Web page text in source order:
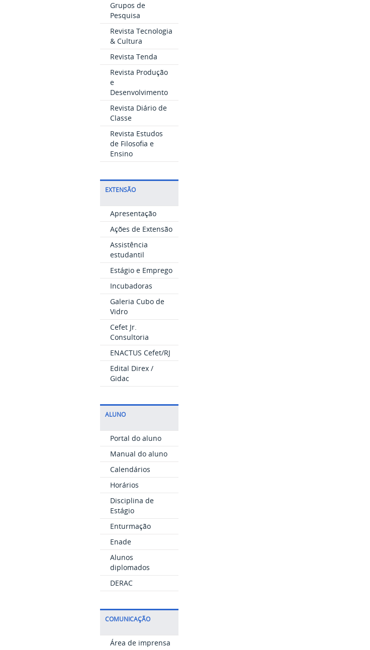
Grupos de
Pesquisa
Revista Tecnologia
& Cultura
Revista Tenda
Revista Produção
e
Desenvolvimento
Revista Diário de
Classe
Revista Estudos
de Filosofia e
Ensino
EXTENSÃO
Apresentação
Ações de Extensão
Assistência
estudantil
Estágio e Emprego
Incubadoras
Galeria Cubo de
Vidro
Cefet Jr.
Consultoria
ENACTUS Cefet/RJ
Edital Direx /
Gidac
ALUNO
Portal do aluno
Manual do aluno
Calendários
Horários
Disciplina de
Estágio
Enturmação
Enade
Alunos
diplomados
DERAC
COMUNICAÇÃO
Área de imprensa